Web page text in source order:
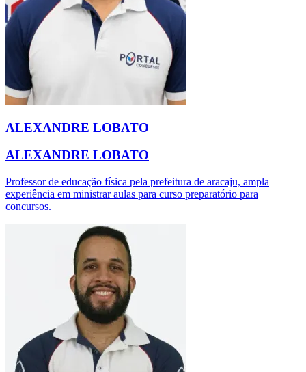
ALEXANDRE LOBATO
ALEXANDRE LOBATO
Professor de educação física pela prefeitura de aracaju, ampla
experiência em ministrar aulas para curso preparatório para
concursos.